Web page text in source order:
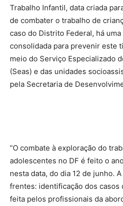
Trabalho Infantil, data criada
de combater o trabalho de
caso do Distrito Federal, há
consolidada para prevenir este
meio do Serviço Especializado
(Seas) e das unidades
pela Secretaria de
“O combate à exploração do
adolescentes no DF é feito o
nesta data, do dia 12 de junho.
frentes: identificação dos casos
feita pelos profissionais da